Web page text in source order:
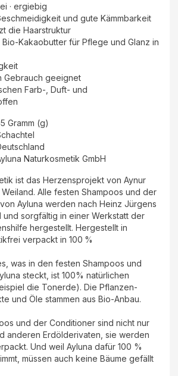
· ergiebig
und gute Kämmbarkeit
die Haarstruktur
Bio-Kakaobutter für Pflege und Glanz in
Gebrauch geeignet
Farb-, Duft- und
Gramm (g)
Naturkosmetik GmbH
ist das Herzensprojekt von Aynur
Alle festen Shampoos und der
Ayluna werden nach Heinz Jürgens
sorgfältig in einer Werkstatt der
hergestellt. Hergestellt in
verpackt in 100 %
was in den festen Shampoos und
steckt, ist 100% natürlichen
die Tonerde). Die Pflanzen-
und Öle stammen aus Bio-Anbau.
und der Conditioner sind nicht nur
anderen Erdölderivaten, sie werden
Und weil Ayluna dafür 100 %
müssen auch keine Bäume gefällt